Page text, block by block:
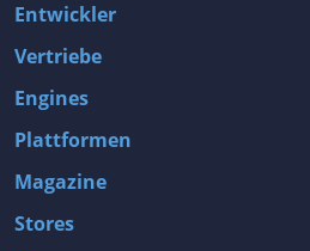
Entwickler
Vertriebe
Engines
Plattformen
Magazine
Stores